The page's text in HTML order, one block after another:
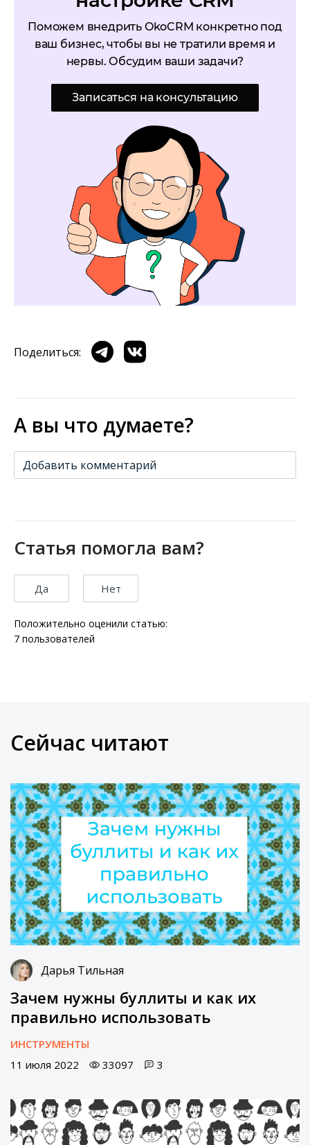
Поможем внедрить OkoCRM конкретно под
ваш бизнес, чтобы вы не тратили время и
нервы. Обсудим ваши задачи?
Записаться на консультацию
Поделиться:
А вы что думаете?
Добавить комментарий
Статья помогла вам?
Да Нет
Положительно оценили статью:
7 пользователей
Сейчас читают
Дарья Тильная
Зачем нужны буллиты и как их
правильно использовать
ИНСТРУМЕНТЫ
11 июля 2022
33097 3